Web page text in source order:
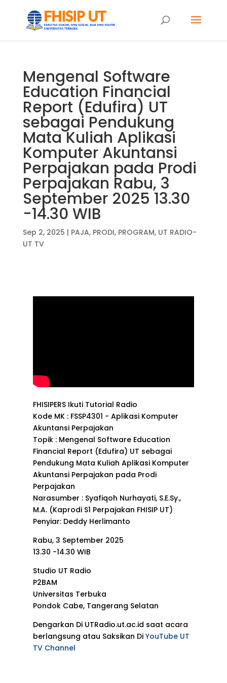
Mengenal Software
Education Financial
Report (Edufira) UT
sebagai Pendukung
Mata Kuliah Aplikasi
Komputer Akuntansi
Perpajakan pada Prodi
Perpajakan Rabu, 3
September 2025 13.30
-14.30 WIB
Sep 2, 2025 | PAJA, PRODI, PROGRAM, UT RADIO-
UT TV
FHISIPERS Ikuti Tutorial Radio
Kode MK : FSSP4301 - Aplikasi Komputer
Akuntansi Perpajakan
Topik : Mengenal Software Education
Financial Report (Edufira) UT sebagai
Pendukung Mata Kuliah Aplikasi Komputer
Akuntansi Perpajakan pada Prodi
Perpajakan
Narasumber : Syafiqoh Nurhayati, S.E.Sy.,
M.A. (Kaprodi S1 Perpajakan FHISIP UT)
Penyiar: Deddy Herlimanto
Rabu, 3 September 2025
13.30 -14.30 WIB
Studio UT Radio
P2BAM
Universitas Terbuka
Pondok Cabe, Tangerang Selatan
Dengarkan Di UTRadio.ut.ac.id saat acara
berlangsung atau Saksikan Di YouTube UT
TV Channel